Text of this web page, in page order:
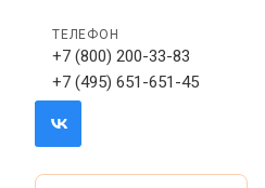
ТЕЛЕФОН
+7 (800) 200-33-83
+7 (495) 651-651-45